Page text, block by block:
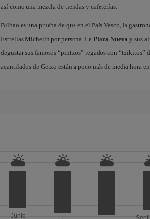
así como una mezcla de tiendas y cafeterías.
Bilbao es una prueba de que en el País Vasco, la
Estrellas Michelin por persona. La Plaza Nueva y sus
degustar sus famosos “pintxos” regados con “txikitos”
acantilados de Getxo están a poco más de media hora
Junio